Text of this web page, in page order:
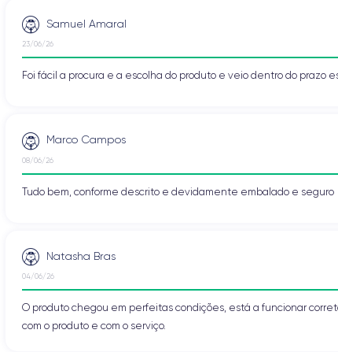
Samuel Amaral
23/06/26
Foi fácil a procura e a escolha do produto e veio dentro do prazo
Marco Campos
08/06/26
Tudo bem, conforme descrito e devidamente embalado e seguro
Natasha Bras
04/06/26
O produto chegou em perfeitas condições, está a funcionar
com o produto e com o serviço.